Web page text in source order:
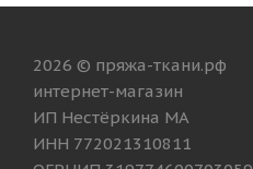
2026 © пряжа-ткани.рф
интернет-магазин
ИП Нестёркина МА
ИНН 772021310811